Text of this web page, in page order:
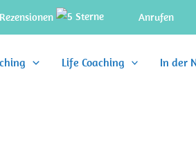
Anrufen
Life Coaching In der